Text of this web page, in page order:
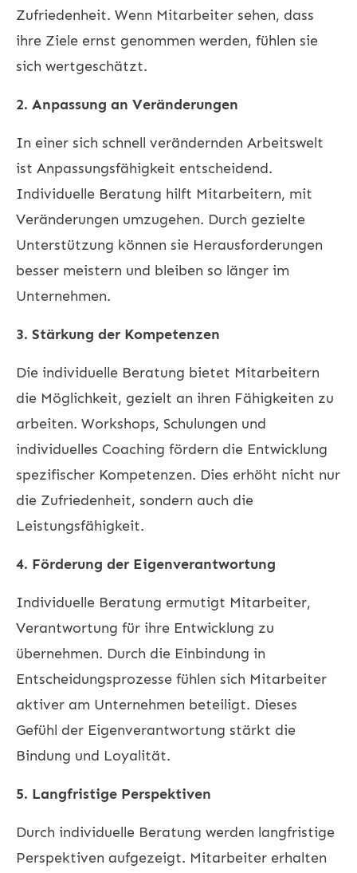
Zufriedenheit. Wenn Mitarbeiter sehen, dass
ihre Ziele ernst genommen werden, fühlen sie
sich wertgeschätzt.
2. Anpassung an Veränderungen
In einer sich schnell verändernden Arbeitswelt
ist Anpassungsfähigkeit entscheidend.
Individuelle Beratung hilft Mitarbeitern, mit
Veränderungen umzugehen. Durch gezielte
Unterstützung können sie Herausforderungen
besser meistern und bleiben so länger im
Unternehmen.
3. Stärkung der Kompetenzen
Die individuelle Beratung bietet Mitarbeitern
die Möglichkeit, gezielt an ihren Fähigkeiten zu
arbeiten. Workshops, Schulungen und
individuelles Coaching fördern die Entwicklung
spezifischer Kompetenzen. Dies erhöht nicht nur
die Zufriedenheit, sondern auch die
Leistungsfähigkeit.
4. Förderung der Eigenverantwortung
Individuelle Beratung ermutigt Mitarbeiter,
Verantwortung für ihre Entwicklung zu
übernehmen. Durch die Einbindung in
Entscheidungsprozesse fühlen sich Mitarbeiter
aktiver am Unternehmen beteiligt. Dieses
Gefühl der Eigenverantwortung stärkt die
Bindung und Loyalität.
5. Langfristige Perspektiven
Durch individuelle Beratung werden langfristige
Perspektiven aufgezeigt. Mitarbeiter erhalten